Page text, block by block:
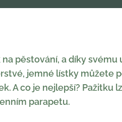
pěstování, a díky
jemné lístky můžete
A co je nejlepší? Pažitku
parapetu.